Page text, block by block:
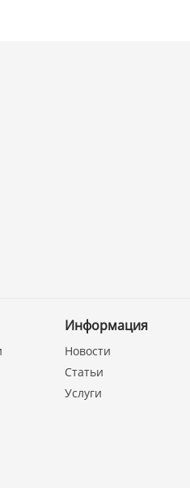
Информация
Новости
Статьи
Услуги